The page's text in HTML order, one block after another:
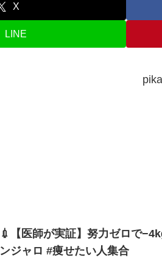
X
LINE
💉【医師が実証】努力ゼロで
ンジャロ #痩せたい人集合